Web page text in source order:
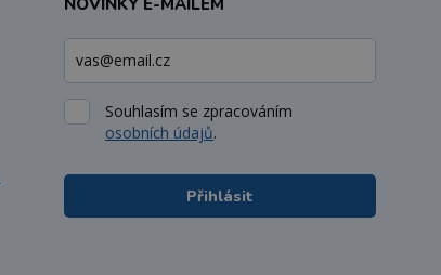
NOVINKY E-MAILEM
Souhlasím se zpracováním
osobních údajů.
Přihlásit